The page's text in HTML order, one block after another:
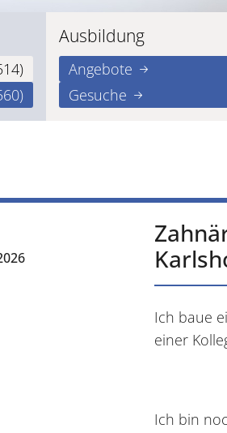
Ausbildung
Angebote
Gesuche
Ich baue
einer
Ich bin